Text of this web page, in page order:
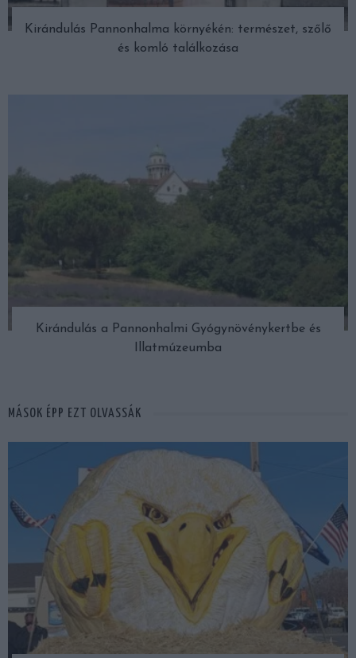
Kirándulás Pannonhalma környékén: természet, szőlő
és komló találkozása
Kirándulás a Pannonhalmi Gyógynövénykertbe és
Illatmúzeumba
MÁSOK ÉPP EZT OLVASSÁK